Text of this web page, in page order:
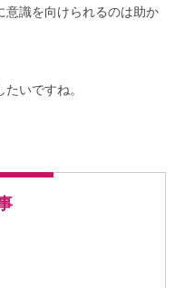
意識を向けられるのは助か
いですね。